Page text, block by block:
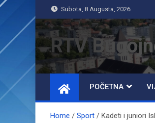
Subota, 8 Augusta, 2026
RTV
POČETNA
Home Sport Kadeti i juniori